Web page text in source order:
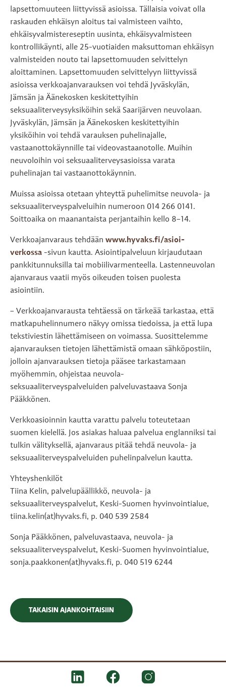
lapsettomuuteen liittyvissä asioissa. Tällaisia voivat olla
raskauden ehkäisyn aloitus tai valmisteen vaihto,
ehkäisyvalmistereseptin uusinta, ehkäisyvalmisteen
kontrollikäynti, alle 25-vuotiaiden maksuttoman ehkäisyn
valmisteiden nouto tai lapsettomuuden selvittelyn
aloittaminen. Lapsettomuuden selvittelyyn liittyvissä
asioissa verkkoajanvarauksen voi tehdä Jyväskylän,
Jämsän ja Äänekosken keskitettyihin
seksuaaliterveysyksiköihin sekä Saarijärven neuvolaan.
Jyväskylän, Jämsän ja Äänekosken keskitettyihin
yksiköihin voi tehdä varauksen puhelinajalle,
vastaanottokäynnille tai videovastaanotolle. Muihin
neuvoloihin voi seksuaaliterveysasioissa varata
puhelinajan tai vastaanottokäynnin.
Muissa asioissa otetaan yhteyttä puhelimitse neuvola- ja
seksuaaliterveyspalveluihin numeroon 014 266 0141.
Soittoaika on maanantaista perjantaihin kello 8–14.
Verkkoajanvaraus tehdään www.hyvaks.fi/asioi-
verkossa -sivun kautta. Asiointipalveluun kirjaudutaan
pankkitunnuksilla tai mobiilivarmenteella. Lastenneuvolan
ajanvaraus vaatii myös oikeuden toisen puolesta
asiointiin.
– Verkkoajanvarausta tehtäessä on tärkeää tarkastaa, että
matkapuhelinnumero näkyy omissa tiedoissa, ja että lupa
tekstiviestin lähettämiseen on voimassa. Suosittelemme
ajanvarauksen tietojen lähettämistä omaan sähköpostiin,
jolloin ajanvarauksen tietoja pääsee tarkastamaan
myöhemmin, ohjeistaa neuvola-
seksuaaliterveyspalveluiden palveluvastaava Sonja
Pääkkönen.
Verkkoasioinnin kautta varattu palvelu toteutetaan
suomen kielellä. Jos asiakas haluaa palvelua englanniksi tai
tulkin välityksellä, ajanvaraus pitää tehdä neuvola- ja
seksuaaliterveyspalveluiden puhelinpalvelun kautta.
Yhteyshenkilöt
Tiina Kelin, palvelupäällikkö, neuvola- ja
seksuaaliterveyspalvelut, Keski-Suomen hyvinvointialue,
tiina.kelin(at)hyvaks.fi, p. 040 539 2584
Sonja Pääkkönen, palveluvastaava, neuvola- ja
seksuaaliterveyspalvelut, Keski-Suomen hyvinvointialue,
sonja.paakkonen(at)hyvaks.fi, p. 040 519 6244
TAKAISIN AJANKOHTAISIIN